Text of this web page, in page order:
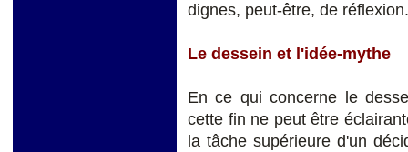
dignes, peut-être, de réflexion.
Le dessein et l'idée-mythe
En ce qui concerne le
cette fin ne peut être
la tâche supérieure d'un